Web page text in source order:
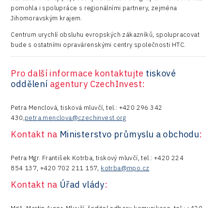
pomohla i spolupráce s regionálními partnery, zejména
Jihomoravským krajem.
Centrum urychlí obsluhu evropských zákazníků, spolupracovat
bude s ostatními opravárenskými centry společnosti HTC.
Pro další informace kontaktujte tiskové
oddělení agentury CzechInvest:
Petra Menclová, tisková mluvčí, tel.: +420 296 342
430,petra.menclova@czechinvest.org
Kontakt na Ministerstvo průmyslu a obchodu:
Petra Mgr. František Kotrba, tiskový mluvčí, tel.: +420 224
854 137, +420 702 211 157, kotrba@mpo.cz
Kontakt na Úřad vlády: